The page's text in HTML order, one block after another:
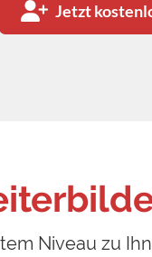
Jetzt
Niveau zu